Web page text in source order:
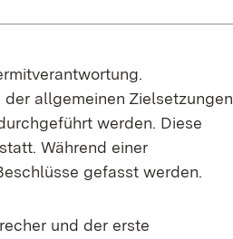
allgemeinen Zielsetzungen
werden. Diese
Während einer
gefasst werden.
und der erste